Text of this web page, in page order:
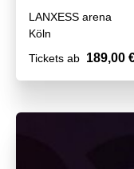
LANXESS arena
Köln
Tickets ab 189,00